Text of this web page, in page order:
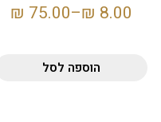
8.00
₪
–
75.00
₪
הוספה לסל